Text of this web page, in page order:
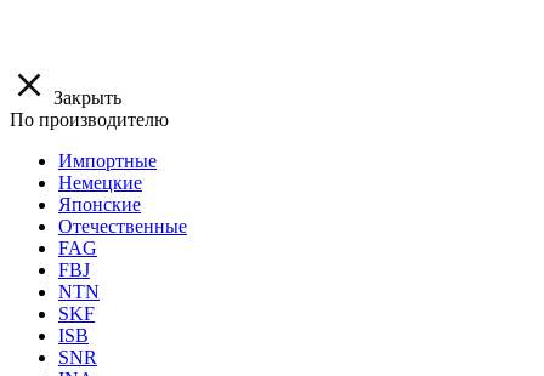
Закрыть
По производителю
Импортные
Немецкие
Японские
Отечественные
FAG
FBJ
NTN
SKF
ISB
SNR